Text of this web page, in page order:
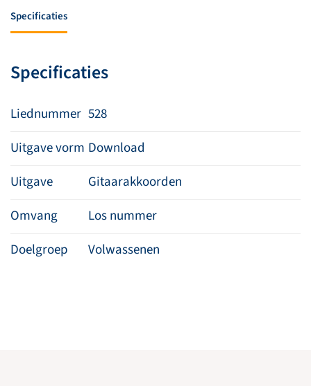
engelen
zingen
aantal
Specificaties
Specificaties
Liednummer 528
Uitgave vorm Download
Uitgave
Gitaarakkoorden
Omvang
Los nummer
Doelgroep
Volwassenen